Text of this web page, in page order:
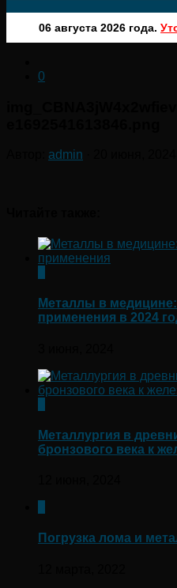
06 августа 2026 года.
0
admin
Металлы в
применения в 2024
Металлургия в
бронзового века к
Погрузка лома и